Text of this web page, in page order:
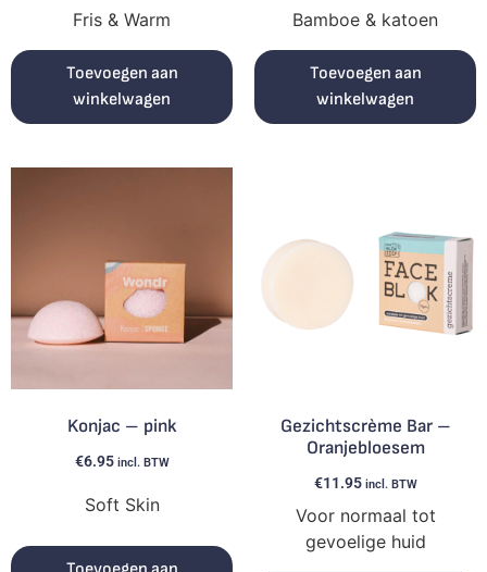
Fris & Warm
Toevoegen aan
winkelwagen
Bamboe & katoen
Toevoegen aan
winkelwagen
Konjac – pink
€6.95 incl. BTW
Soft Skin
Gezichtscrème Bar –
Oranjebloesem
€11.95 incl. BTW
Voor normaal tot
gevoelige huid